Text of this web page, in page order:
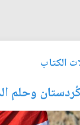
الكتاب
وحلم